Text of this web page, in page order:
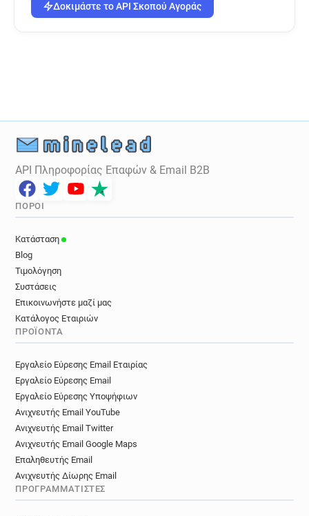
Δοκιμάστε το API Σκοπού Αγοράς
API Πληροφορίας Επαφών & Email B2B
ΠΌΡΟΙ
Κατάσταση
Blog
Τιμολόγηση
Συστάσεις
Επικοινωνήστε μαζί μας
Κατάλογος Εταιριών
ΠΡΟΪΌΝΤΑ
Εργαλείο Εύρεσης Email Εταιρίας
Εργαλείο Εύρεσης Email
Εργαλείο Εύρεσης Υποψήφιων
Ανιχνευτής Email YouTube
Ανιχνευτής Email Twitter
Ανιχνευτής Email Google Maps
Επαληθευτής Email
Ανιχνευτής Δίωρης Email
ΠΡΟΓΡΑΜΜΑΤΙΣΤΈΣ